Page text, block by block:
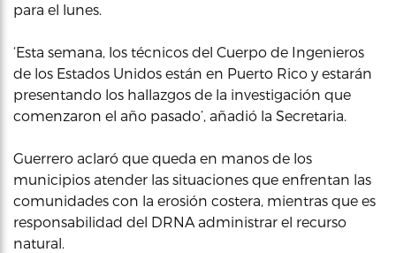
para el lunes.
‘Esta semana, los técnicos del Cuerpo de Ingenieros
de los Estados Unidos están en Puerto Rico y estarán
presentando los hallazgos de la investigación que
comenzaron el año pasado’, añadió la Secretaria.
Guerrero aclaró que queda en manos de los
municipios atender las situaciones que enfrentan las
comunidades con la erosión costera, mientras que es
responsabilidad del DRNA administrar el recurso
natural.